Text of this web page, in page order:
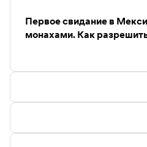
https://www.patreon.com/
Наша почта тут —
Первое свидание в
монахами. Как